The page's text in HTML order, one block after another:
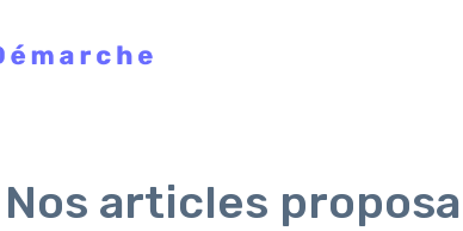
Nos articles